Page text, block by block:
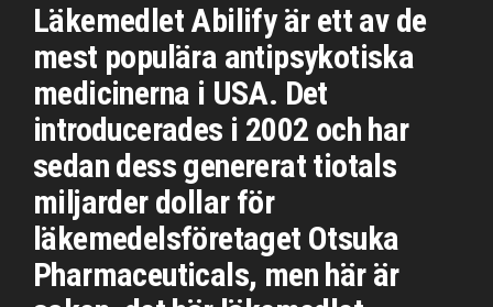
Läkemedlet Abilify är ett av de
mest populära antipsykotiska
medicinerna i USA. Det
introducerades i 2002 och har
sedan dess genererat tiotals
miljarder dollar för
läkemedelsföretaget Otsuka
Pharmaceuticals, men här är